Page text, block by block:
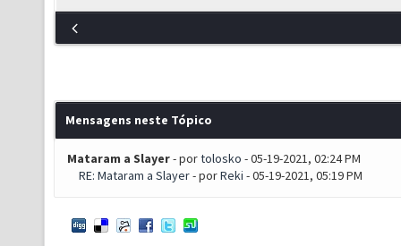
Mensagens neste Tópico
Mataram a Slayer- portolosko - 05-19-2021, 02:24 PM
RE: Mataram a Slayer- porReki - 05-19-2021, 05:19 PM